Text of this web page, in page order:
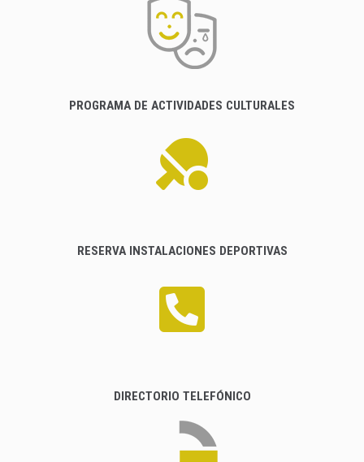
PROGRAMA DE ACTIVIDADES CULTURALES
RESERVA INSTALACIONES DEPORTIVAS
DIRECTORIO TELEFÓNICO